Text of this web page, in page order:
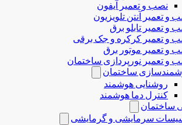
نصب و تعمیر آیفون
و تعمیر آنتن تلویزیون
و تعمیر تابلو برق
و تعمیر کرکره و جک برقی
و تعمیر موتور برق
و تعمیر نورپردازی ساختمان
ساختمان
روشنایی هوشمند
کنترل دما هوشمند
ساختمان
سرمایشی و گرمایشی